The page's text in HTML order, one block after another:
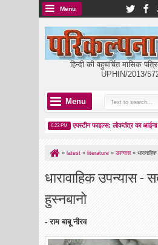
Menu
हिन्दी की वहुचर्चित मासिक
UPHIN/2013/
Menu
एपस्टीन फाइल्स: लोकतंत्र का आईना या
» latest » literature » उपन्यास »
धारावाहिक उपन्यास -
हुस्नबानो
- राम बाबू नीरव